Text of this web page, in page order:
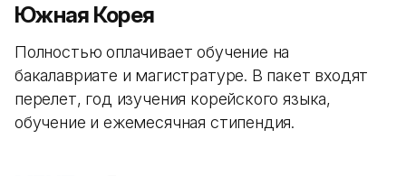
Южная Корея
Полностью оплачивает обучение на
бакалавриате и магистратуре. В пакет входят
перелет, год изучения корейского языка,
обучение и ежемесячная стипендия.